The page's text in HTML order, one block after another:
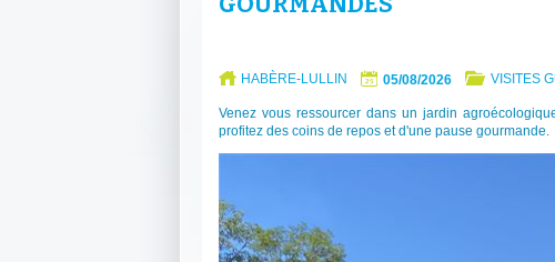
HABÈRE-LULLIN 05/08/2026 VISITES
Venez vous ressourcer dans un jardin
profitez des coins de repos et d'une pause gourmande.